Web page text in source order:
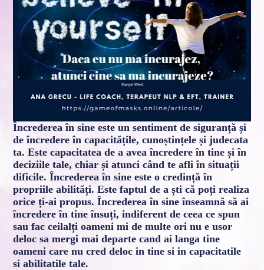
Încrederea în sine este un sentiment de siguranță și
de încredere în capacitățile, cunoștințele și judecata
ta. Este capacitatea de a avea încredere în tine și în
deciziile tale, chiar și atunci când te afli în situații
dificile. Încrederea în sine este o credință în
propriile abilități. Este faptul de a ști că poți realiza
orice ți-ai propus. Încrederea în sine înseamnă să ai
încredere în tine însuți, indiferent de ceea ce spun
sau fac ceilalți oameni mi de multe ori nu e usor
deloc sa mergi mai departe cand ai langa tine
oameni care nu cred deloc in tine si in capacitatile
si abilitatile tale.